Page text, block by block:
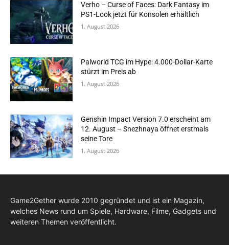
Verho – Curse of Faces: Dark Fantasy im
PS1-Look jetzt für Konsolen erhältlich
1. August 2026
Palworld TCG im Hype: 4.000-Dollar-Karte
stürzt im Preis ab
1. August 2026
Genshin Impact Version 7.0 erscheint am
12. August – Snezhnaya öffnet erstmals
seine Tore
1. August 2026
Game2Gether wurde 2010 gegründet und ist ein Magazin,
welches News rund um Spiele, Hardware, Filme, Gadgets und
weiteren Themen veröffentlicht.